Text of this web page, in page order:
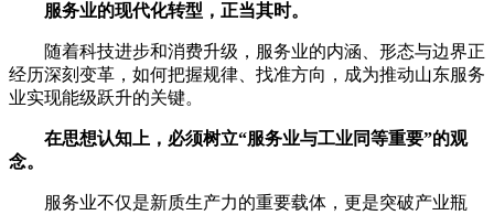
服务业的现代化转型，正当其时。
随着科技进步和消费升级，服务业的内涵、形态与边界正
经历深刻变革，如何把握规律、找准方向，成为推动山东服务
业实现能级跃升的关键。
在思想认知上，必须树立“服务业与工业同等重要”的观
念。
服务业不仅是新质生产力的重要载体，更是突破产业瓶